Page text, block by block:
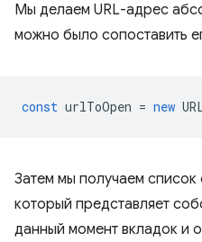
Мы делаем URL-адрес
можно было сопоставить
const urlToOpen = new
Затем мы получаем список
который представляет
данный момент вкладок и